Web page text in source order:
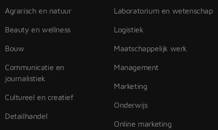
Agrarisch en natuur
Beauty en wellness
Bouw
Communicatie en
journalistiek
Cultureel en creatief
Detailhandel
Laboratorium en wetenschap
Logistiek
Maatschappelijk werk
Management
Marketing
Onderwijs
Online marketing